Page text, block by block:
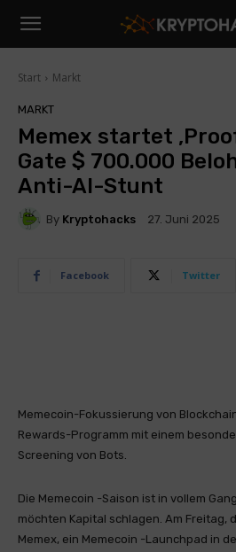
Start Markt
MARKT
Memex startet
Gate $ 700.000
Anti-AI-Stunt
By Kryptohacks 27. Juni 2025
Facebook Twitter
Memecoin-Fokussierung von
Rewards-Programm mit einem
Screening von Bots.
Die Memecoin -Saison ist in vollem
möchten Kapital schlagen. Am Freitag,
Memex, ein Memecoin -Launchpad in